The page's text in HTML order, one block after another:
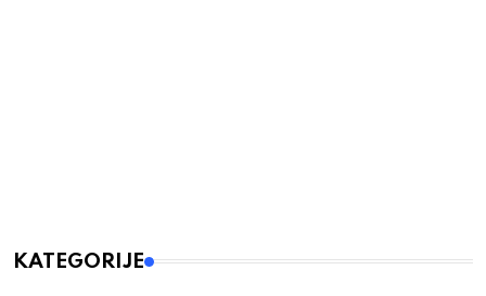
KATEGORIJE